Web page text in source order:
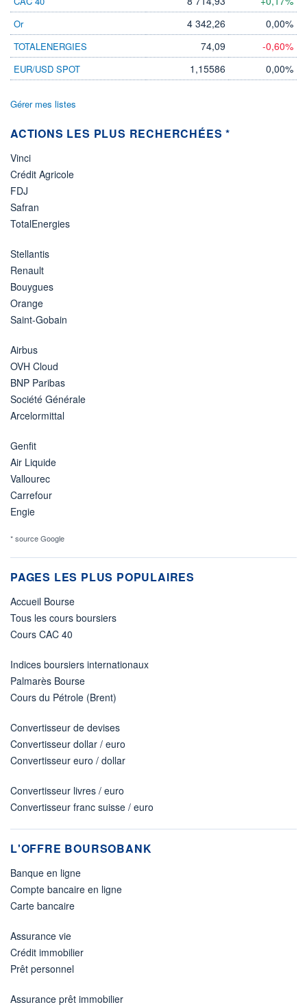
Or 4 342,26 0,00%
TOTALENERGIES 74,09 -0,60%
EUR/USD SPOT 1,15586 0,00%
Gérer mes listes
ACTIONS LES PLUS RECHERCHÉES *
Vinci
Crédit Agricole
FDJ
Safran
TotalEnergies
Stellantis
Renault
Bouygues
Orange
Saint-Gobain
Airbus
OVH Cloud
BNP Paribas
Société Générale
Arcelormittal
Genfit
Air Liquide
Vallourec
Carrefour
Engie
* source Google
PAGES LES PLUS POPULAIRES
Accueil Bourse
Tous les cours boursiers
Cours CAC 40
Indices boursiers internationaux
Palmarès Bourse
Cours du Pétrole (Brent)
Convertisseur de devises
Convertisseur dollar / euro
Convertisseur euro / dollar
Convertisseur livres / euro
Convertisseur franc suisse / euro
L'OFFRE BOURSOBANK
Banque en ligne
Compte bancaire en ligne
Carte bancaire
Assurance vie
Crédit immobilier
Prêt personnel
Assurance prêt immobilier